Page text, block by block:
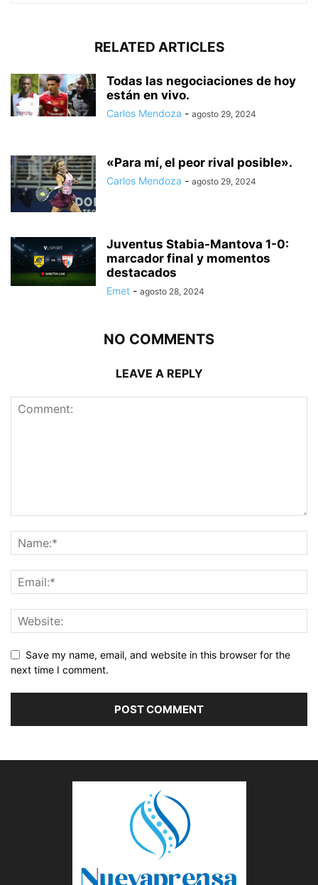
RELATED ARTICLES
Todas las negociaciones de hoy
están en vivo.
Carlos Mendoza - agosto 29, 2024
«Para mí, el peor rival posible».
Carlos Mendoza - agosto 29, 2024
Juventus Stabia-Mantova 1-0:
marcador final y momentos
destacados
Emet - agosto 28, 2024
NO COMMENTS
LEAVE A REPLY
Save my name, email, and website in this browser for the
next time I comment.